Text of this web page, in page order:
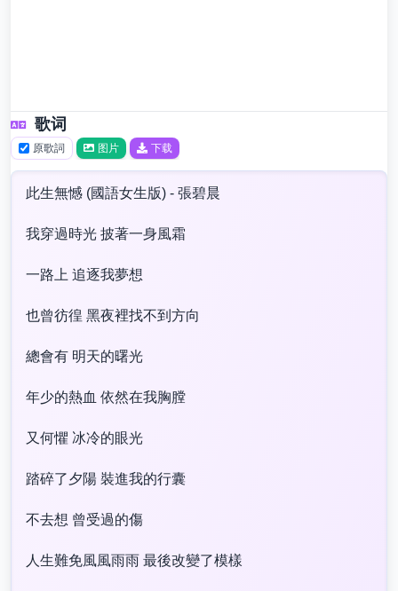
歌词
原歌詞 图片 下载
此生無憾 (國語女生版) - 張碧晨
我穿過時光 披著一身風霜
一路上 追逐我夢想
也曾彷徨 黑夜裡找不到方向
總會有 明天的曙光
年少的熱血 依然在我胸膛
又何懼 冰冷的眼光
踏碎了夕陽 裝進我的行囊
不去想 曾受過的傷
人生難免風風雨雨 最後改變了模樣